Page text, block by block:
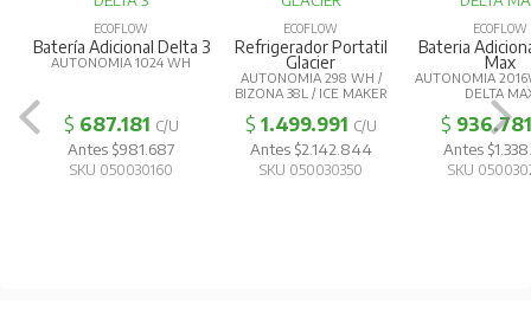
ECOFLOW
Batería Adicional Delta 3
AUTONOMIA 1024 WH
$ 687.181 C/U
Antes $981.687
SKU 050030160
ECOFLOW
Refrigerador Portatil
Glacier
AUTONOMIA 298 WH /
BIZONA 38L / ICE MAKER
$ 1.499.991 C/U
Antes $2.142.844
SKU 050030350
ECOFLOW
Bateria
Max
AUTONOMIA
DELTA
$ 936.781
Antes
SKU